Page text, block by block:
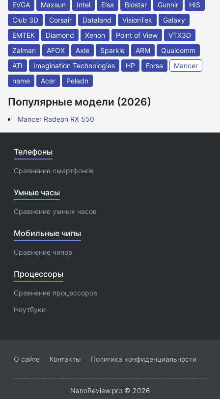
EVGA
Maxsun Intel Elsa Biostar Gunnir
HIS
Club 3D
Corsair Dataland VisionTek
Galaxy
EMTEK
Diamond Xenon Point of View
VTX3D
Zalman
AFOX Axle Sparkle ARM
Qualcomm
ATI
Imagination Technologies HP Forsa
Mancer
name
Acer Peladn
Популярные модели (2026)
Mancer Radeon RX 550
Телефоны
Сравнение смартфонов
Умные часы
Сравнение умных часов
Мобильные чипы
Сравнение чипов
Процессоры
Сравнение процессоров
Ноутбуки
О сайте Контакты Политика конфиденциальности
NanoReview.pro © 2026